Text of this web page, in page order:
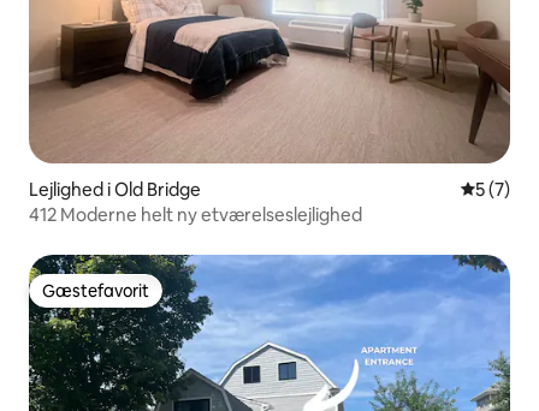
Lejlighed i Old Bridge 5 ud af 5
5 (7)
412 Moderne helt ny etværelseslejlighed
Gæstefavorit
Gæstefavorit